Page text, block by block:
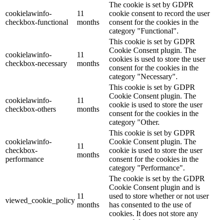
cookielawinfo-
checkbox-functional
11
months
The cookie is set by GDPR
cookie consent to record the user
consent for the cookies in the
category "Functional".
cookielawinfo-
checkbox-necessary
11
months
This cookie is set by GDPR
Cookie Consent plugin. The
cookies is used to store the user
consent for the cookies in the
category "Necessary".
cookielawinfo-
checkbox-others
11
months
This cookie is set by GDPR
Cookie Consent plugin. The
cookie is used to store the user
consent for the cookies in the
category "Other.
cookielawinfo-
checkbox-
performance
11
months
This cookie is set by GDPR
Cookie Consent plugin. The
cookie is used to store the user
consent for the cookies in the
category "Performance".
viewed_cookie_policy
11
months
The cookie is set by the GDPR
Cookie Consent plugin and is
used to store whether or not user
has consented to the use of
cookies. It does not store any